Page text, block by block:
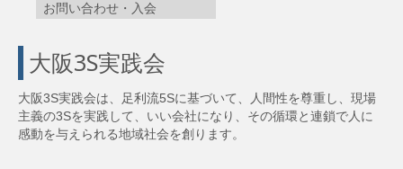
お問い合わせ・入会
大阪3S実践会
大阪3S実践会は、足利流5Sに基づいて、人間性を尊重し、現場
主義の3Sを実践して、いい会社になり、その循環と連鎖で人に
感動を与えられる地域社会を創ります。